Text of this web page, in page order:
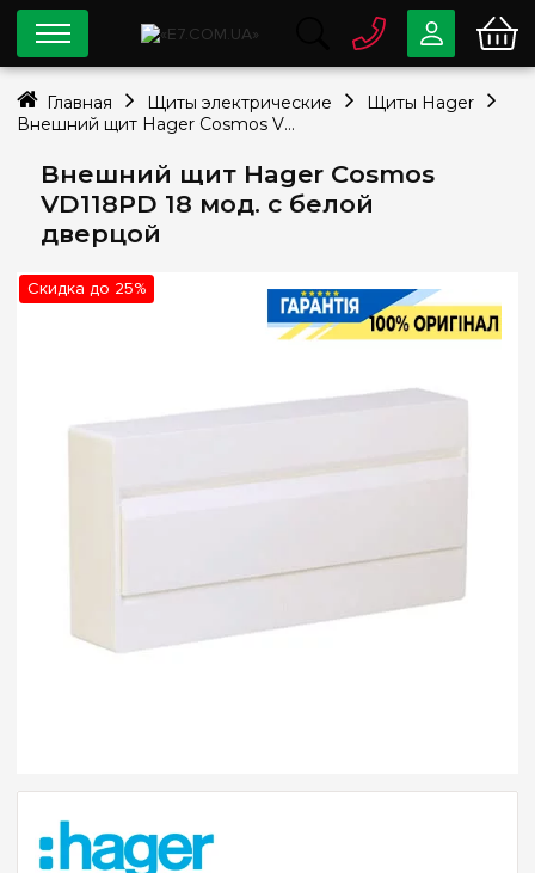
Внешний щит Hager Cosmos
VD118PD 18 мод. с белой
дверцой
Скидка до 25%
0 800 33-63-07
Бесплатно
info@e7.com.ua
044334-79-78
Viber Telegram
Главная Щиты электрические
Щиты Hager
Внешний щит Hager Cosmos VD118PD 18 мод. с белой дверцой